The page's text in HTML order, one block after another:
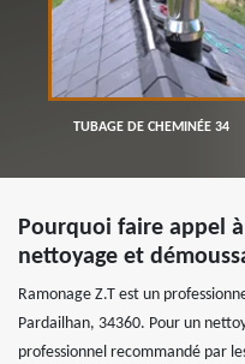
TUBAGE DE CHEMINÉE 34
Pourquoi faire appel
nettoyage et
Ramonage Z.T est un
Pardailhan, 34360. Pour un
professionnel recommandé par